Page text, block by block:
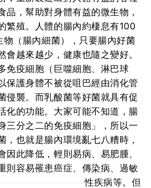
品，幫助對身體有益的微生物，
繁殖。人體的腸內約棲息有100
物（腸內細菌），只要腸內好菌
會越來越少，健康也隨之變好。
免疫細胞（巨噬細胞、淋巴球
保護身體不被從咀巴經由消化管
侵襲。而乳酸菌等好菌就具有促
化的功能。大家可能不知道，腸
三分之二的免疫細胞」，所以一
，也就是腸內環境亂七八糟時，
因此降低，輕則易病、易肥腫、
則容易罹患癌症、傳染病、過敏
性疾病等。 但